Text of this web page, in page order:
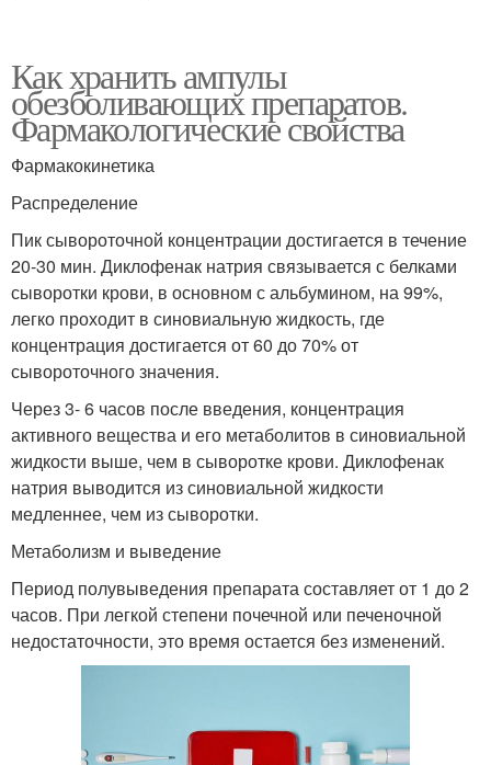
Как хранить ампулы
обезболивающих препаратов.
Фармакологические свойства
Фармакокинетика
Распределение
Пик сывороточной концентрации достигается в течение
20-30 мин. Диклофенак натрия связывается с белками
сыворотки крови, в основном с альбумином, на 99%,
легко проходит в синовиальную жидкость, где
концентрация достигается от 60 до 70% от
сывороточного значения.
Через 3- 6 часов после введения, концентрация
активного вещества и его метаболитов в синовиальной
жидкости выше, чем в сыворотке крови. Диклофенак
натрия выводится из синовиальной жидкости
медленнее, чем из сыворотки.
Метаболизм и выведение
Период полувыведения препарата составляет от 1 до 2
часов. При легкой степени почечной или печеночной
недостаточности, это время остается без изменений.